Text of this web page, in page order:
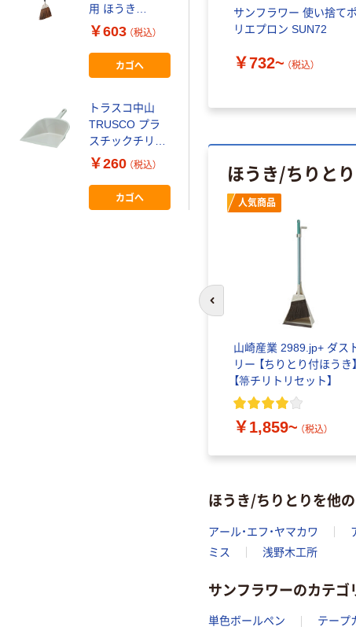
サンフラワー 使い捨てポ
リエプロン SUN72
￥732~ （税込）
ほうき/ちりと
人気商品
山崎産業 2989.jp+ ダス
リー 【ちりとり付ほうき】
【箒チリトリセット】
￥1,859~ （税込）
前のスライドへ
ほうき/ちりとりを他
アール・エフ・ヤマカワ
ミス
浅野木工所
サンフラワーのカテゴ
単色ボールペン テープ
用 ほうき
CL3880000 1
￥603 （税込）
カゴへ
トラスコ中山
TRUSCO プラ
スチックチリト
リ CHIRI 1個
品）
￥260 （税込）
カゴへ